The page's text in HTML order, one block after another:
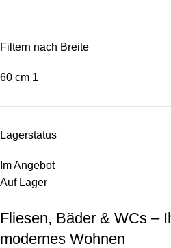
Filtern nach Breite
60 cm 1
Lagerstatus
Im Angebot
Auf Lager
Fliesen, Bäder & WCs –
modernes Wohnen